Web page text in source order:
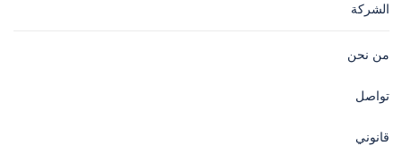
الشركة
من نحن
تواصل
قانوني